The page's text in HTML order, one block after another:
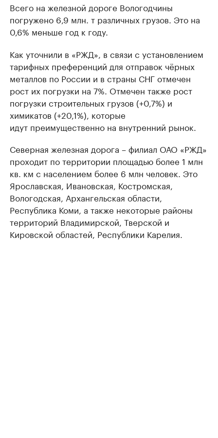
Всего на железной дороге Вологодчины
погружено 6,9 млн. т различных грузов. Это на
0,6% меньше год к году.
Как уточнили в «РЖД», в связи с установлением
тарифных преференций для отправок чёрных
металлов по России и в страны СНГ отмечен
рост их погрузки на 7%. Отмечен также рост
погрузки строительных грузов (+0,7%) и
химикатов (+20,1%), которые
идут преимущественно на внутренний рынок.
Северная железная дорога – филиал ОАО «РЖД»
проходит по территории площадью более 1 млн
кв. км с населением более 6 млн человек. Это
Ярославская, Ивановская, Костромская,
Вологодская, Архангельская области,
Республика Коми, а также некоторые районы
территорий Владимирской, Тверской и
Кировской областей, Республики Карелия.